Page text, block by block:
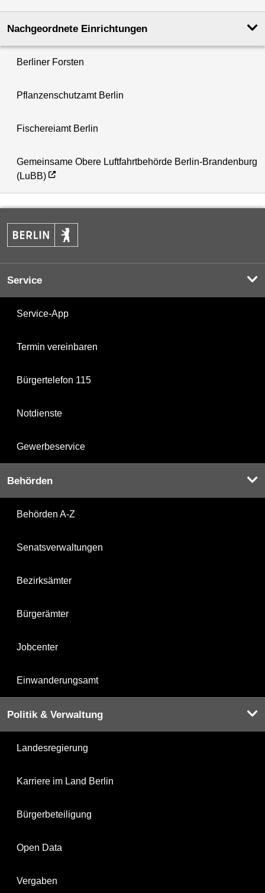
Nachgeordnete Einrichtungen
Berliner Forsten
Pflanzenschutzamt Berlin
Fischereiamt Berlin
Gemeinsame Obere Luftfahrtbehörde Berlin-Brandenburg
(LuBB)
Service
Service-App
Termin vereinbaren
Bürgertelefon 115
Notdienste
Gewerbeservice
Behörden
Behörden A-Z
Senatsverwaltungen
Bezirksämter
Bürgerämter
Jobcenter
Einwanderungsamt
Politik & Verwaltung
Landesregierung
Karriere im Land Berlin
Bürgerbeteiligung
Open Data
Vergaben